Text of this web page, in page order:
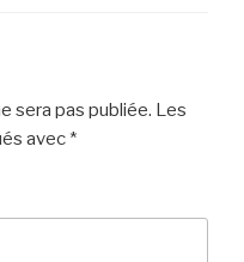
sera pas publiée. Les
avec *